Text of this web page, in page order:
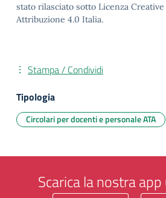
stato rilasciato sotto Licenza
Attribuzione 4.0 Italia.
Stampa / Condividi
Tipologia
Circolari per docenti e personale ATA
Scarica la nostra